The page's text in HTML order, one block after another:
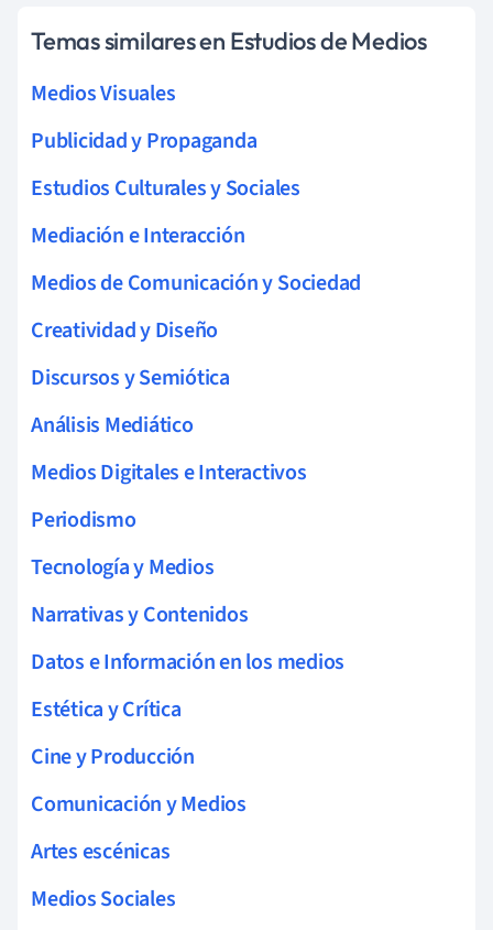
Temas similares en Estudios de Medios
Medios Visuales
Publicidad y Propaganda
Estudios Culturales y Sociales
Mediación e Interacción
Medios de Comunicación y Sociedad
Creatividad y Diseño
Discursos y Semiótica
Análisis Mediático
Medios Digitales e Interactivos
Periodismo
Tecnología y Medios
Narrativas y Contenidos
Datos e Información en los medios
Estética y Crítica
Cine y Producción
Comunicación y Medios
Artes escénicas
Medios Sociales